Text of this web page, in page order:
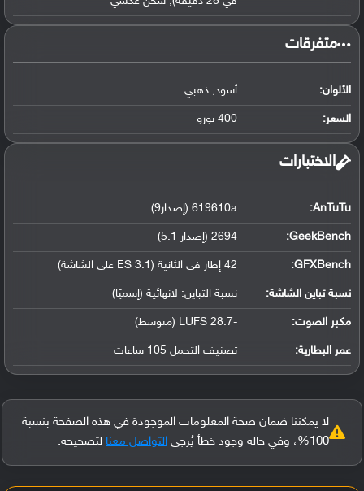
‏متفرقات‏
الألوان: أسود, ذهبي
السعر: 400 يورو
‏الاختبارات‏
AnTuTu: 619610a (إصدار9)
GeekBench: 2694 (إصدار 5.1)
GFXBench: 42 إطار في الثانية (ES 3.1 على الشاشة)
نسبة تباين الشاشة: نسبة التباين: لانهائية (إسميًا)
مكبر الصوت: -28.7 LUFS (متوسط)
عمر البطارية: تصنيف التحمل 105 ساعات
لا يمكننا ضمان صحة المعلومات الموجودة في هذه الصفحة بنسبة
100%، وفي حالة وجود خطأ يُرجى
التواصل معنا لتصحيحه.